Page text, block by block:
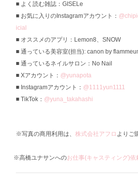
よく読む雑誌：GISELe
お気に入りのInstagramアカウント：
icial
オススメのアプリ：Lemon8、SNOW
通っている美容室(担当): canon by
通っているネイルサロン：No Nail
Xアカウント： @yunapota
Instagramアカウント： @1111yun1111
TikTok： @yuna_takahashi
※写真の商用利用は、 株式会社アフロ よりご
※高橋ユナサンへのお仕事(キャスティング)依